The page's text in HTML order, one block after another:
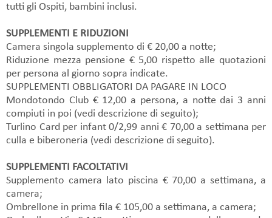
tutti gli Ospiti, bambini inclusi.
SUPPLEMENTI E RIDUZIONI
Camera singola supplemento di € 20,00 a notte;
Riduzione mezza pensione € 5,00 rispetto alle quotazioni
per persona al giorno sopra indicate.
SUPPLEMENTI OBBLIGATORI DA PAGARE IN LOCO
Mondotondo Club € 12,00 a persona, a notte dai 3 anni
compiuti in poi (vedi descrizione di seguito);
Turlino Card per infant 0/2,99 anni € 70,00 a settimana per
culla e biberoneria (vedi descrizione di seguito).
SUPPLEMENTI FACOLTATIVI
Supplemento camera lato piscina € 70,00 a settimana, a
camera;
Ombrellone in prima fila € 105,00 a settimana, a camera;